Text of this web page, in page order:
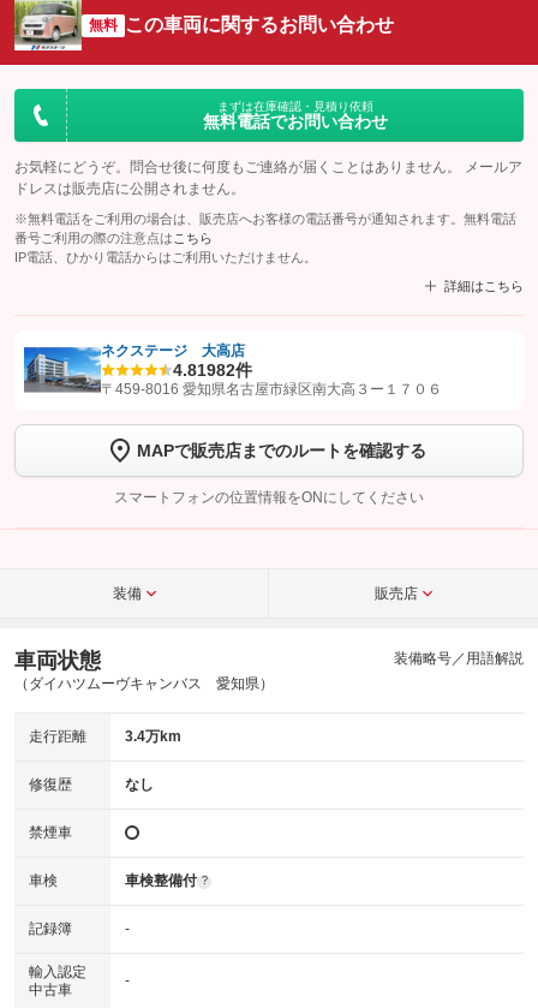
無料 この車両に関するお問い合わせ
まずは在庫確認・見積り依頼
無料電話でお問い合わせ
お気軽にどうぞ。問合せ後に何度もご連絡が届くことはありません。 メールア
ドレスは販売店に公開されません。
※無料電話をご利用の場合は、販売店へお客様の電話番号が通知されます。無料電話
番号ご利用の際の注意点は こちら
IP電話、ひかり電話からはご利用いただけません。
詳細はこちら
【STEP1】認証画面でグーネットを友だち追加してから「許可する」ボタンを押
トーク画面で
ボタンをタップして問い合わせを
完了してください。
こちら
ネクステージ 大高店
4.81982件
〒459-8016 愛知県名古屋市緑区南大高３ー１７０６
MAPで販売店までのルートを確認する
スマートフォンの位置情報をONにしてください
装備 販売店
車両状態
（ダイハツムーヴキャンバス 愛知県）
装備略号／用語解説
走行距離 3.4万km
修復歴 なし
禁煙車
車検 車検整備付 ?
記録簿 -
輸入認定
中古車
-